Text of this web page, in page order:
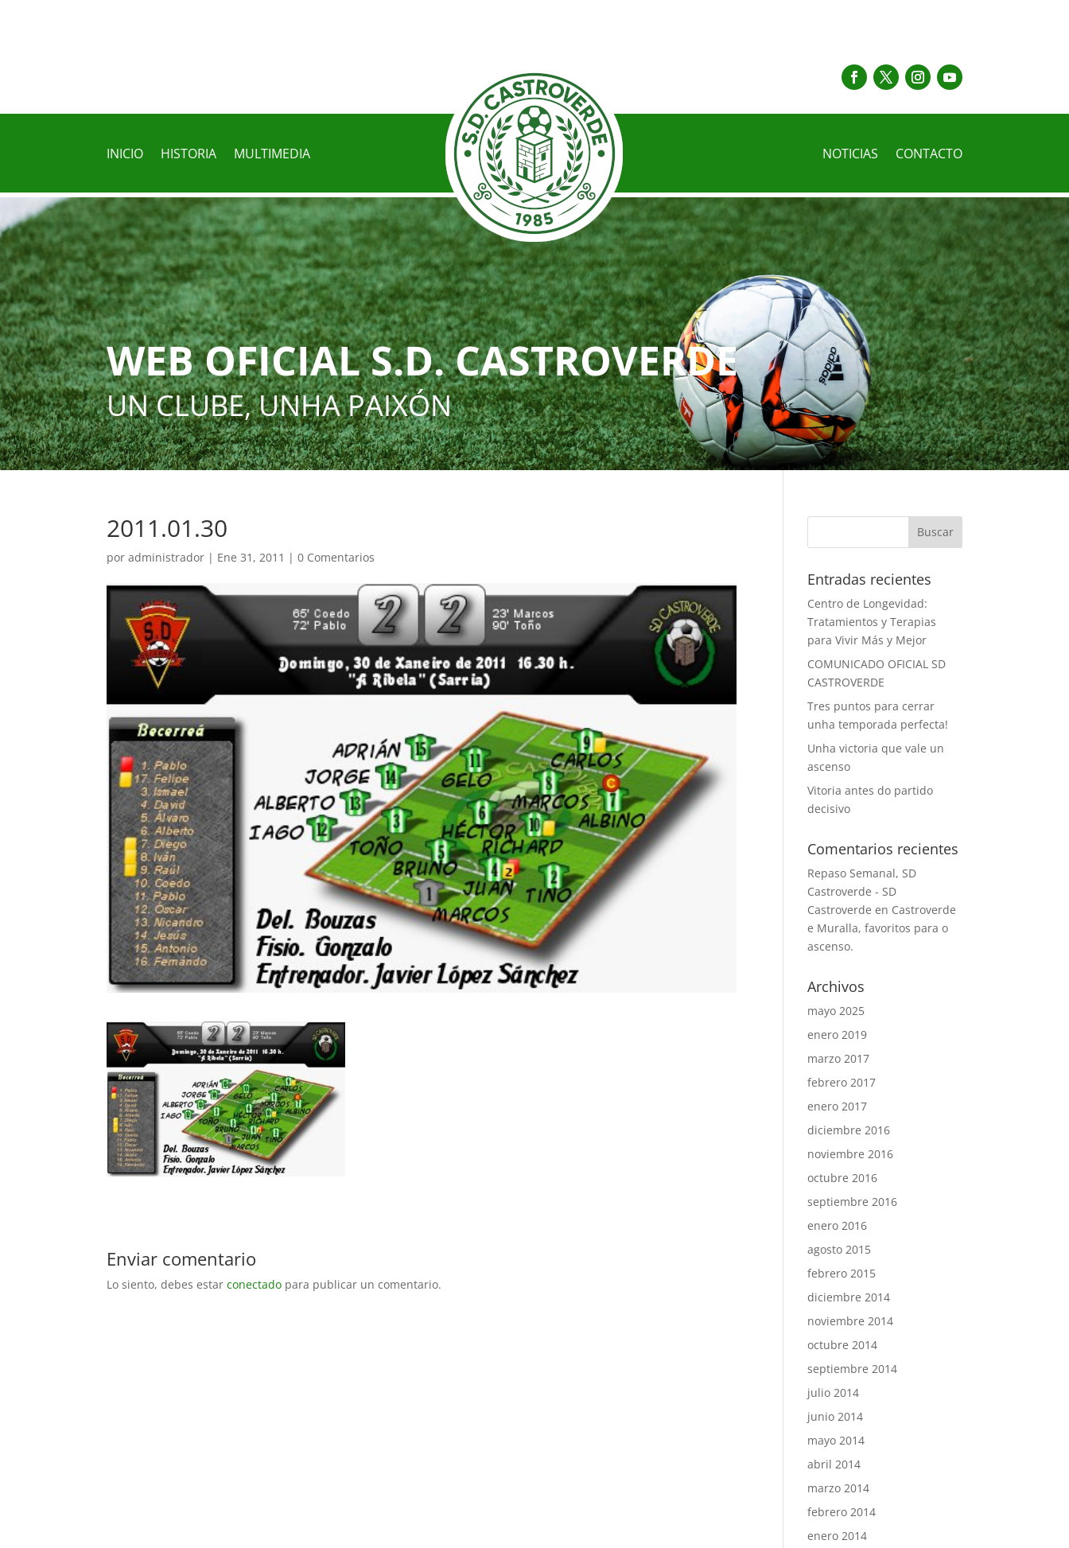
INICIO HISTORIA MULTIMEDIA NOTICIAS CONTACTO
WEB OFICIAL S.D. CASTROVERDE
UN CLUBE, UNHA PAIXÓN
2011.01.30
poradministrador | Ene 31, 2011 |0 Comentarios
Enviar comentario
Lo siento, debes estarconectado para publicar un comentario.
Entradas recientes
Centro de Longevidad:
Tratamientos y Terapias
para Vivir Más y Mejor
COMUNICADO OFICIAL SD
CASTROVERDE
Tres puntos para cerrar
unha temporada perfecta!
Unha victoria que vale un
ascenso
Vitoria antes do partido
decisivo
Comentarios recientes
Repaso Semanal, SD
Castroverde - SD
Castroverde en Castroverde
e Muralla, favoritos para o
ascenso.
Archivos
mayo 2025
enero 2019
marzo 2017
febrero 2017
enero 2017
diciembre 2016
noviembre 2016
octubre 2016
septiembre 2016
enero 2016
agosto 2015
febrero 2015
diciembre 2014
noviembre 2014
octubre 2014
septiembre 2014
julio 2014
junio 2014
mayo 2014
abril 2014
marzo 2014
febrero 2014
enero 2014